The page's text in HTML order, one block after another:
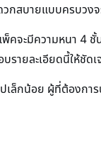
วกสบายแบบครบวง
คจะมีความหนา 4
รายละเอียดนี้ให้ชัด
กน้อย ผู้ที่ต้องกา